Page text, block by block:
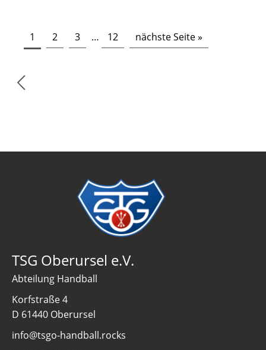
1 2 3 … 12 nächste Seite »
TSG Oberursel e.V.
Abteilung Handball
Korfstraße 4
D 61440 Oberursel
info@tsgo-handball.rocks